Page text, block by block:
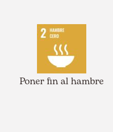
Poner fin al hambre